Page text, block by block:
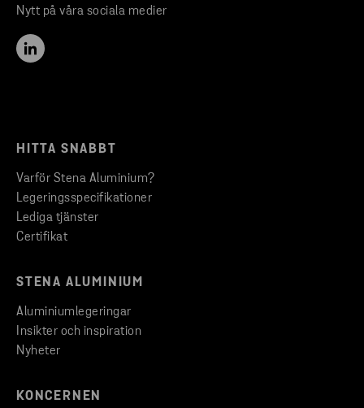
Nytt på våra sociala medier
HITTA SNABBT
Varför Stena Aluminium?
Legeringsspecifikationer
Lediga tjänster
Certifikat
STENA ALUMINIUM
Aluminiumlegeringar
Insikter och inspiration
Nyheter
KONCERNEN